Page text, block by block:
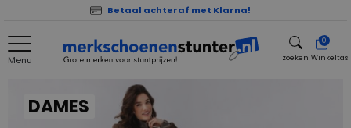
Betaal achteraf met Klarna!
Menu zoeken
0
Winkeltas
DAMES